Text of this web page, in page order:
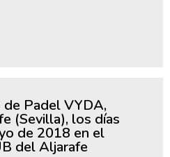
Padel VYDA,
(Sevilla), los días
de 2018 en el
del Aljarafe